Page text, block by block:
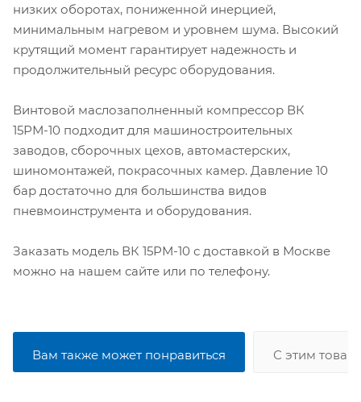
низких оборотах, пониженной инерцией,
минимальным нагревом и уровнем шума. Высокий
крутящий момент гарантирует надежность и
продолжительный ресурс оборудования.
Винтовой маслозаполненный компрессор ВК
15РМ-10 подходит для машиностроительных
заводов, сборочных цехов, автомастерских,
шиномонтажей, покрасочных камер. Давление 10
бар достаточно для большинства видов
пневмоинструмента и оборудования.
Заказать модель ВК 15РМ-10 с доставкой в Москве
можно на нашем сайте или по телефону.
Вам также может понравиться С этим